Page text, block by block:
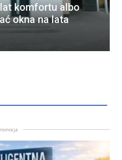
komfortu albo
okna na lata